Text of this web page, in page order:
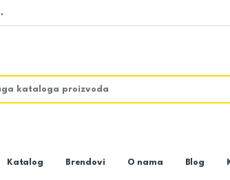
Katalog Brendovi O nama Blog